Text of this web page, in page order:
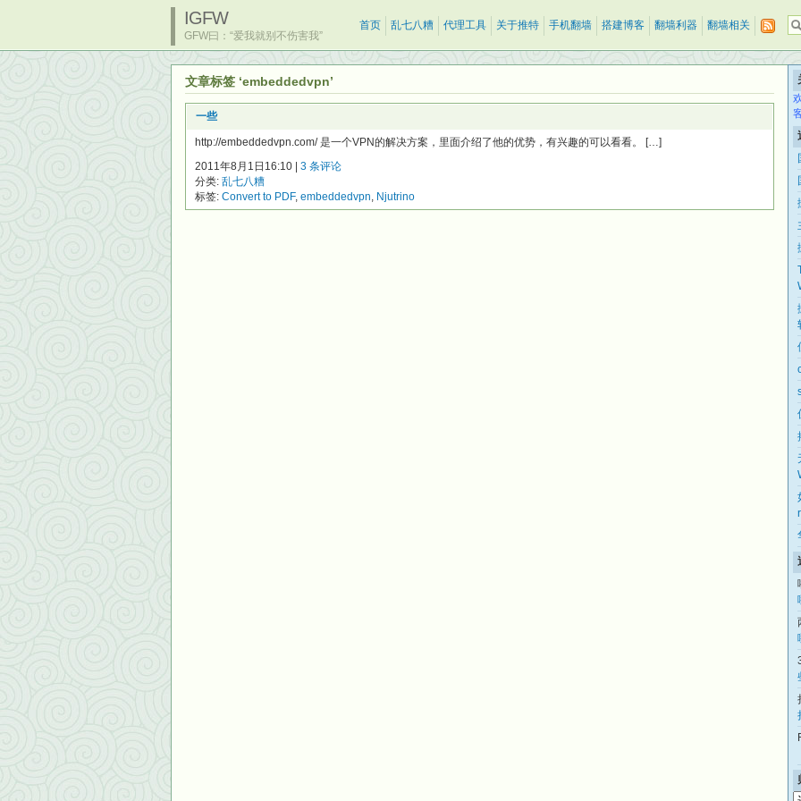
IGFW
GFW曰：“爱我就别不伤害我”
首页 乱七八糟 代理工具 关于推特 手机翻墙 搭建博客 翻墙利器 翻墙相关
文章标签 ‘embeddedvpn’
一些
http://embeddedvpn.com/ 是一个VPN的解决方案，里面介绍了他的优势，有兴趣的可以看看。 […]
2011年8月1日16:10 | 3 条评论
分类: 乱七八糟
标签: Convert to PDF, embeddedvpn, Njutrino